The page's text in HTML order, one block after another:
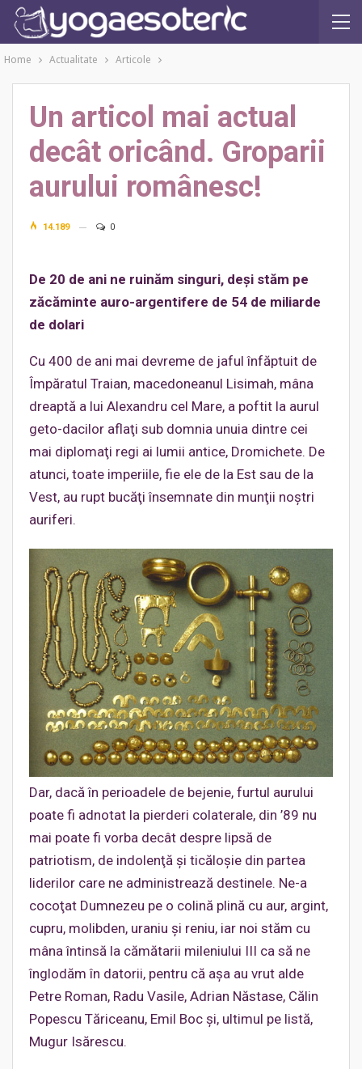
Home Actualitate Articole
Un articol mai actual
decât oricând. Groparii
aurului românesc!
14.189 0
De 20 de ani ne ruinăm singuri, deşi stăm pe
zăcăminte auro-argentifere de 54 de miliarde
de dolari
Cu 400 de ani mai devreme de jaful înfăptuit de
Împăratul Traian, macedoneanul Lisimah, mâna
dreaptă a lui Alexandru cel Mare, a poftit la aurul
geto-dacilor aflaţi sub domnia unuia dintre cei
mai diplomaţi regi ai lumii antice, Dromichete. De
atunci, toate imperiile, fie ele de la Est sau de la
Vest, au rupt bucăţi însemnate din munţii noştri
auriferi.
Dar, dacă în perioadele de bejenie, furtul aurului
poate fi adnotat la pierderi colaterale, din ’89 nu
mai poate fi vorba decât despre lipsă de
patriotism, de indolenţă şi ticăloşie din partea
liderilor care ne administrează destinele. Ne-a
cocoţat Dumnezeu pe o colină plină cu aur, argint,
cupru, molibden, uraniu şi reniu, iar noi stăm cu
mâna întinsă la cămătarii mileniului III ca să ne
înglodăm în datorii, pentru că aşa au vrut alde
Petre Roman, Radu Vasile, Adrian Năstase, Călin
Popescu Tăriceanu, Emil Boc şi, ultimul pe listă,
Mugur Isărescu.